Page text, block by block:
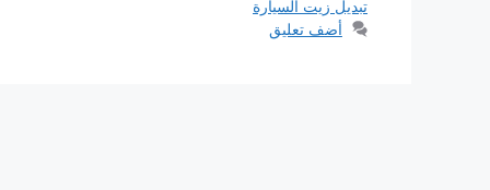
تبديل زيت السيارة
أضف تعليق